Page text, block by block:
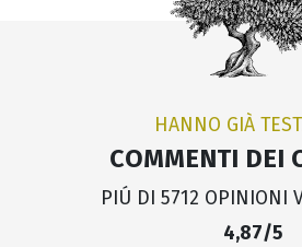
HANNO GIÀ
COMMENTI DEI
PIÚ DI 5712 OPINIONI
4,87/5